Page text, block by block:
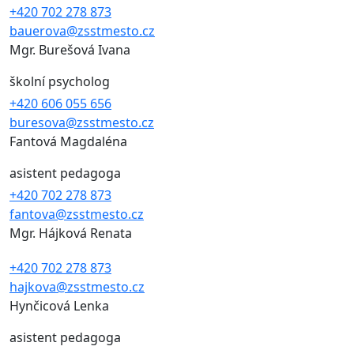
+420 702 278 873
bauerova@zsstmesto.cz
Mgr. Burešová Ivana
školní psycholog
+420 606 055 656
buresova@zsstmesto.cz
Fantová Magdaléna
asistent pedagoga
+420 702 278 873
fantova@zsstmesto.cz
Mgr. Hájková Renata
+420 702 278 873
hajkova@zsstmesto.cz
Hynčicová Lenka
asistent pedagoga